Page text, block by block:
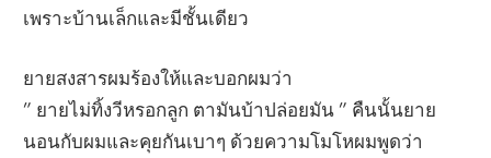
เพราะบ้านเล็กและมีชั้นเดียว
ยายสงสารผมร้องให้และบอกผมว่า
” ยายไม่ทิ้งวีหรอกลูก ตามันบ้าปล่อยมัน ” คืนนั้นยาย
นอนกับผมและคุยกันเบาๆ ด้วยความโมโหผมพูดว่า